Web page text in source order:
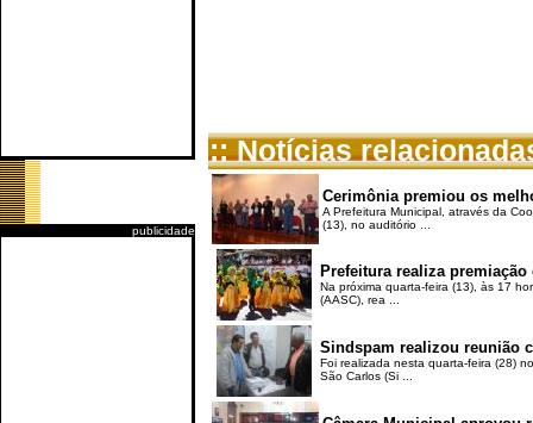
publicidade
:: Notícias
Cerimônia premiou os
A Prefeitura Municipal, através da
(13), no auditório ...
Prefeitura realiza premiação
Na próxima quarta-feira (13), às 17
(AASC), rea ...
Sindspam realizou reunião
Foi realizada nesta quarta-feira (28)
São Carlos (Si ...